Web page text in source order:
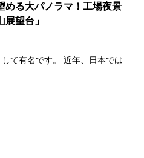
める大パノラマ！工場夜景
展望台」
て有名です。 近年、日本では